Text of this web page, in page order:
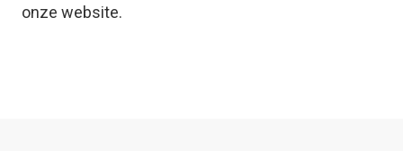
onze website.